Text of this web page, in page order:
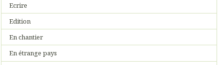
Ecrire
Edition
En chantier
En étrange pays